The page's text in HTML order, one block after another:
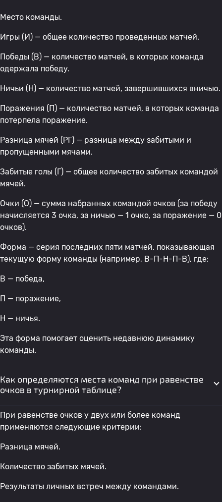
Место команды.
Игры (И) — общее количество проведенных матчей.
Победы (В) — количество матчей, в которых команда
одержала победу.
Ничьи (Н) — количество матчей, завершившихся вничью.
Поражения (П) — количество матчей, в которых команда
потерпела поражение.
Разница мячей (РГ) — разница между забитыми и
пропущенными мячами.
Забитые голы (Г) — общее количество забитых командой
мячей.
Очки (О) — сумма набранных командой очков (за победу
начисляется 3 очка, за ничью — 1 очко, за поражение — 0
очков).
Форма — серия последних пяти матчей, показывающая
текущую форму команды (например, В-П-Н-П-В), где:
В — победа,
П — поражение,
Н — ничья.
Эта форма помогает оценить недавнюю динамику
команды.
Как определяются места команд при равенстве
очков в турнирной таблице?
При равенстве очков у двух или более команд
применяются следующие критерии:
Разница мячей.
Количество забитых мячей.
Результаты личных встреч между командами.